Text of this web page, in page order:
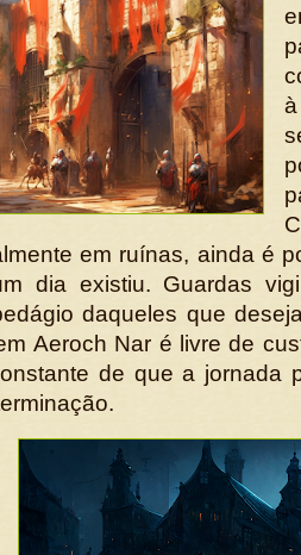
em ruínas, ainda é
dia existiu. Guardas
daqueles que
Aeroch Nar é livre de
de que a jornada